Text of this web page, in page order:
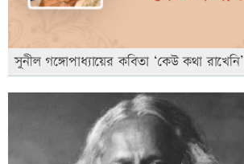
সুনীল গঙ্গোপাধ্যায়ের কবিতা ‘কেউ কথা রাখেনি’